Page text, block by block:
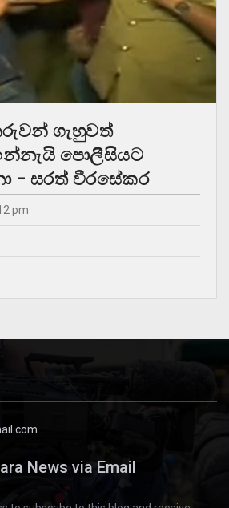
ගැහුවත්
පොලීසියට
– සරත් වීරසේකර
pm
News via Email